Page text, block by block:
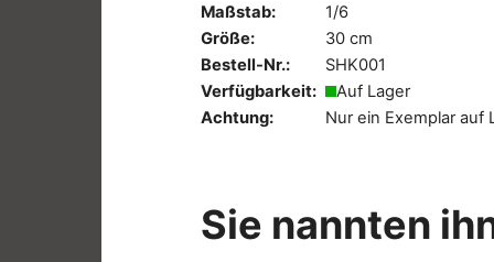
Maßstab:
1/6
Größe:
30 cm
Bestell-Nr.:
SHK001
Verfügbarkeit:
Auf Lager
Achtung:
Nur ein Exemplar auf
Sie nannten